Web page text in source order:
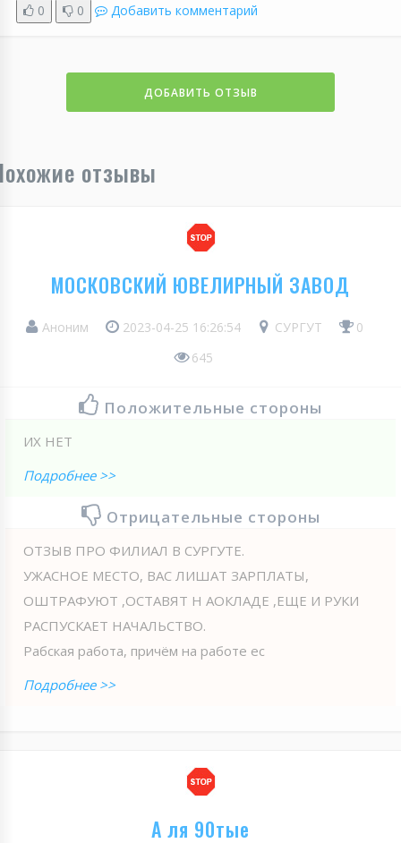
0 0 Добавить комментарий
ДОБАВИТЬ ОТЗЫВ
отзывы
МОСКОВСКИЙ ЮВЕЛИРНЫЙ ЗАВОД
Аноним 2023-04-25 16:26:54 СУРГУТ
0
645
Положительные стороны
ИХ НЕТ
Подробнее >>
Отрицательные стороны
ОТЗЫВ ПРО ФИЛИАЛ В СУРГУТЕ.
УЖАСНОЕ МЕСТО, ВАС ЛИШАТ ЗАРПЛАТЫ,
ОШТРАФУЮТ ,ОСТАВЯТ Н АОКЛАДЕ ,ЕЩЕ И РУКИ
РАСПУСКАЕТ НАЧАЛЬСТВО.
Рабская работа, причём на работе ес
Подробнее >>
А ля 90тые